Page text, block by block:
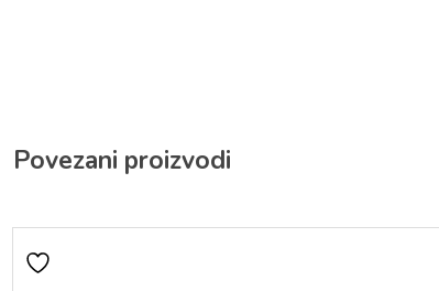
Povezani proizvodi